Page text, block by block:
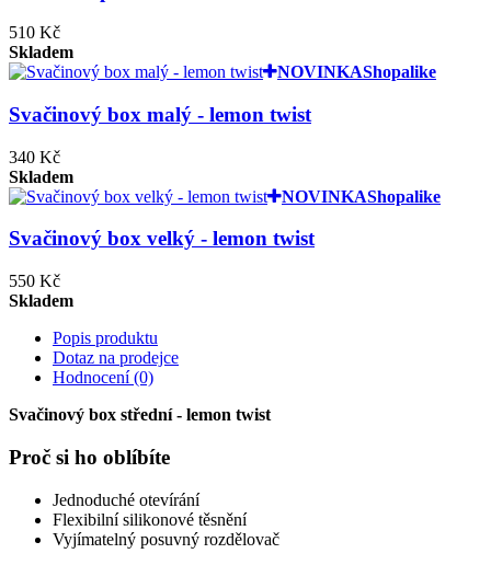
510 Kč
Skladem
NOVINKAShopalike
Svačinový box malý - lemon twist
340 Kč
Skladem
NOVINKAShopalike
Svačinový box velký - lemon twist
550 Kč
Skladem
Popis produktu
Dotaz na prodejce
Hodnocení (0)
Svačinový box střední - lemon twist
Proč si ho oblíbíte
Jednoduché otevírání
Flexibilní silikonové těsnění
Vyjímatelný posuvný rozdělovač